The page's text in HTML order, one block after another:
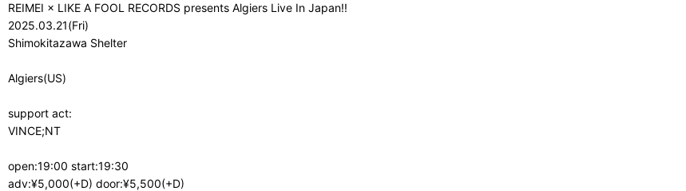
REIMEI × LIKE A FOOL RECORDS presents Algiers Live In Japan!!
2025.03.21(Fri)
Shimokitazawa Shelter
Algiers(US)
support act:
VINCE;NT
open:19:00 start:19:30
adv:¥5,000(+D) door:¥5,500(+D)